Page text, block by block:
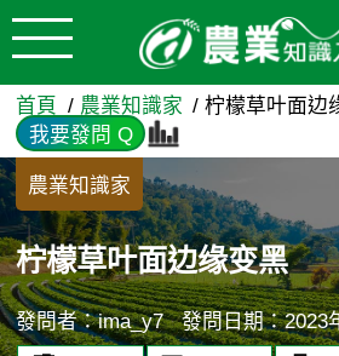
跳到主要內容
柠檬草叶面边缘
首頁 農業知識家
柠檬草叶面边
我要發問 Q
農業知識家
柠檬草叶面边缘变黑
發問者：ima_y7 發問日期：2023